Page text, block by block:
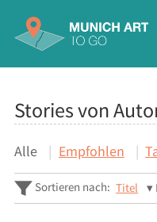
Stories von
Alle Empfohlen
Sortieren nach: Titel